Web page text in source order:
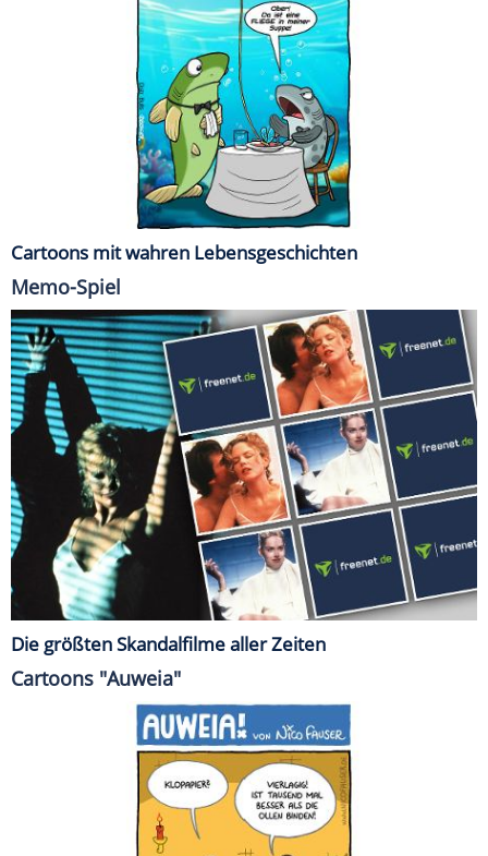
Cartoons mit wahren Lebensgeschichten
Memo-Spiel
Die größten Skandalfilme aller Zeiten
Cartoons "Auweia"